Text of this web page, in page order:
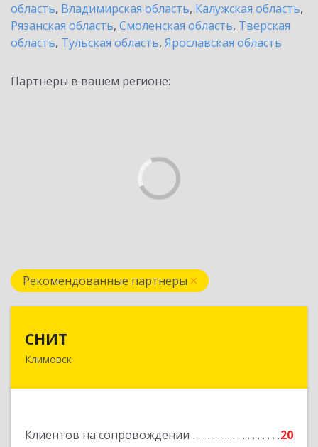
область, Владимирская область, Калужская область,
Рязанская область, Смоленская область, Тверская
область, Тульская область, Ярославская область
Партнеры в вашем регионе:
Рекомендованные партнеры
СНИТ
Климовск
Клиентов на сопровождении
20
142180, Московская обл, Климовск г, Советская